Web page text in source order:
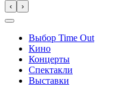
‹ ›
Выбор Time Out
Кино
Концерты
Спектакли
Выставки